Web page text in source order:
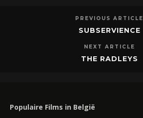
PREVIOUS ARTICLE
SUBSERVIENCE
NEXT ARTICLE
THE RADLEYS
Populaire Films in België